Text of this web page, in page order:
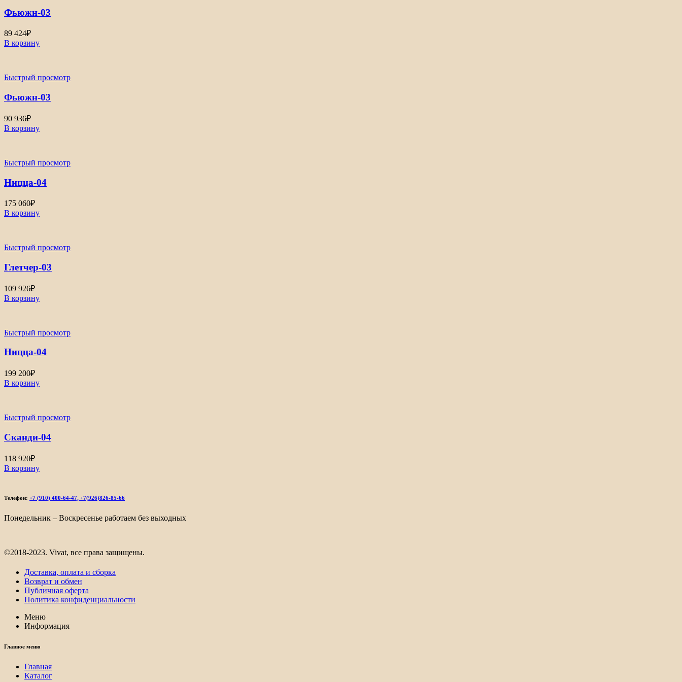
Фьюжн-03
89 424₽
В корзину
Быстрый просмотр
Фьюжн-03
90 936₽
В корзину
Быстрый просмотр
Ницца-04
175 060₽
В корзину
Быстрый просмотр
Глетчер-03
109 926₽
В корзину
Быстрый просмотр
Ницца-04
199 200₽
В корзину
Быстрый просмотр
Сканди-04
118 920₽
В корзину
Телефон: +7 (910) 400-64-47, +7(926)826-85-66
Понедельник – Воскресенье работаем без выходных
©2018-2023. Vivat, все права защищены.
Доставка, оплата и сборка
Возврат и обмен
Публичная оферта
Политика конфиденциальности
Меню
Информация
Главное меню
Главная
Каталог